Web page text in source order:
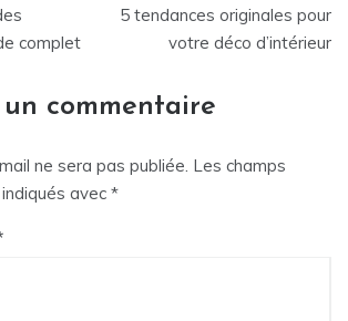
complet
5 tendances originales pour
votre déco d’intérieur
commentaire
ne sera pas publiée. Les champs
avec *